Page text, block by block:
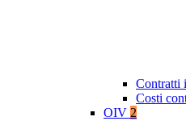
Contratti
Costi
OIV 2